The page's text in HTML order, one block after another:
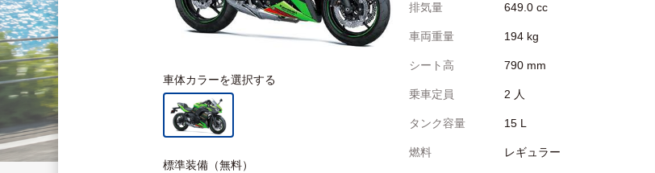
車体カラーを選択する
排気量 649.0 cc
車両重量 194 kg
シート高 790 mm
乗車定員 2 人
タンク容量 15 L
燃料 レギュラー
標準装備（無料）